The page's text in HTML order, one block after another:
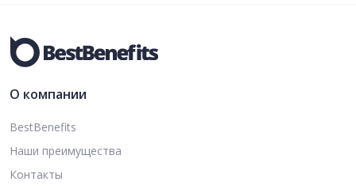
О компании
BestBenefits
Наши преимущества
Контакты